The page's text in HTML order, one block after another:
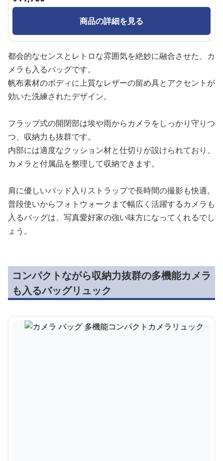
商品の詳細を見る
都会的なセンスとレトロな雰囲気を絶妙に融合させた、カ
メラも入るバッグです。
帆布素材のボディに上質なレザーの留め具とアクセントが
効いた洗練されたデザイン。
フラップ式の開閉部は埃や雨からカメラをしっかり守りつ
つ、収納力も抜群です。
内部には適度なクッション材と仕切りが設けられており、
カメラと付属品を整理して収納できます。
肩に優しいパッド入りストラップで長時間の撮影も快適。
普段使いからフォトウォークまで幅広く活躍するカメラも
入るバッグは、写真愛好家の強い味方になってくれるでし
ょう。
コンパクトながら収納力抜群の多機能カメラ
も入るバッグリュック